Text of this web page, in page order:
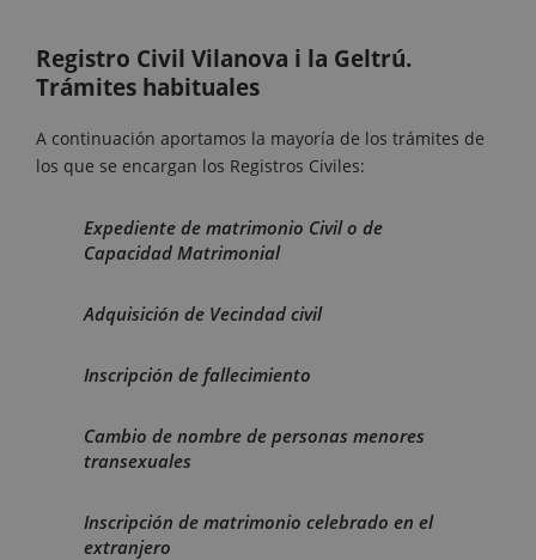
Registro Civil Vilanova i la Geltrú.
Trámites habituales
A continuación aportamos la mayoría de los trámites de
los que se encargan los Registros Civiles:
Expediente de matrimonio Civil o de
Capacidad Matrimonial
Adquisición de Vecindad civil
Inscripción de fallecimiento
Cambio de nombre de personas menores
transexuales
Inscripción de matrimonio celebrado en el
extranjero